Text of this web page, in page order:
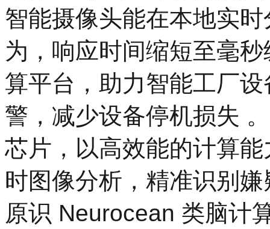
智能摄像头能在本地实
为，响应时间缩短至毫
算平台，助力智能工厂
警，减少设备停机损失
芯片，以高效能的计算
时图像分析，精准识别
原识 Neurocean 类脑计